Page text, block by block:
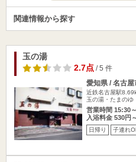
関連情報から探す
玉の湯
2.7点/ 5 件
愛知県 / 名古
近鉄名古屋駅
玉の湯・たまのゆ
営業時間 15:30
入浴料金 530円～
日帰り 子連れ